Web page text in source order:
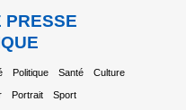
PRESSE
Politique Santé Culture
Portrait Sport